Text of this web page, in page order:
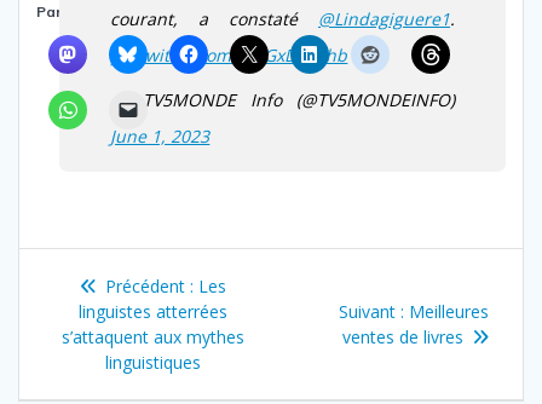
courant, a constaté @Lindagiguere1.
pic.twitter.com/dWGxD1Y8hb
— TV5MONDE Info (@TV5MONDEINFO)
June 1, 2023
Partager :
Navigation
de
l’article
Précédent : Article
précédent
:
Les
linguistes atterrées
s’attaquent aux mythes
linguistiques
Suivant : Article
suivant
Meilleures
ventes de livres